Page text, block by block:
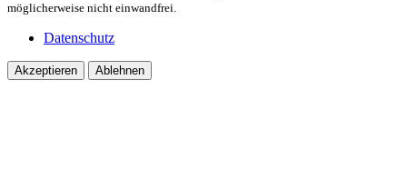
möglicherweise nicht einwandfrei.
Datenschutz
Akzeptieren Ablehnen